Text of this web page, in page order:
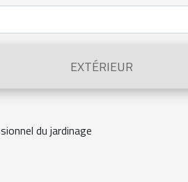
EXTÉRIEUR
du jardinage